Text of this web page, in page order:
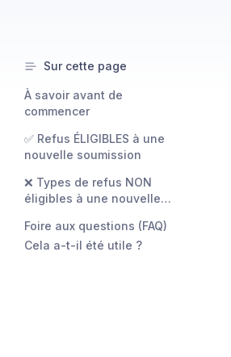
Sur cette page
À savoir avant de
commencer
✅ Refus ÉLIGIBLES à une
nouvelle soumission
❌ Types de refus NON
éligibles à une nouvelle
Foire aux questions (FAQ)
Cela a-t-il été utile ?